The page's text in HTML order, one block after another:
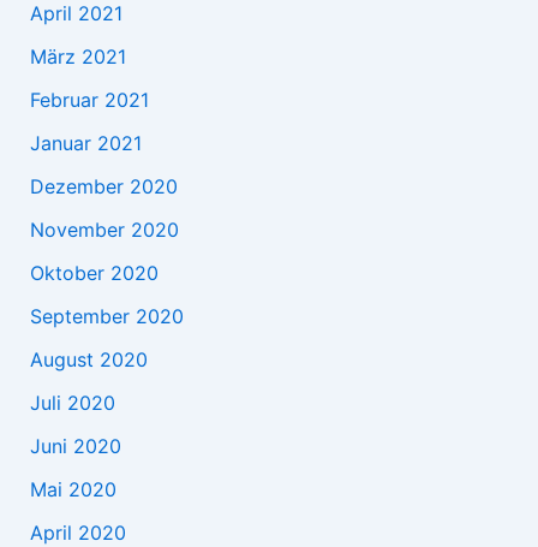
April 2021
März 2021
Februar 2021
Januar 2021
Dezember 2020
November 2020
Oktober 2020
September 2020
August 2020
Juli 2020
Juni 2020
Mai 2020
April 2020